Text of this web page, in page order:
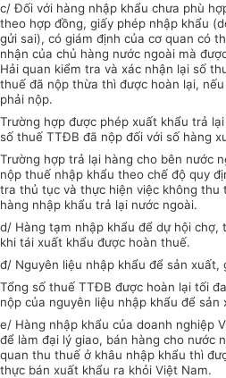
c/ Đối với hàng nhập khẩu chưa phù
theo hợp đồng, giấy phép nhập khẩu
gửi sai), có giám định của cơ quan có
nhận của chủ hàng nước ngoài mà
Hải quan kiểm tra và xác nhận lại số
thuế đã nộp thừa thì được hoàn lại,
phải nộp.
Trường hợp được phép xuất khẩu trả
số thuế TTĐB đã nộp đối với số hàng
Trường hợp trả lại hàng cho bên nước
nộp thuế nhập khẩu theo chế độ quy
tra thủ tục và thực hiện việc không thu
hàng nhập khẩu trả lại nước ngoài.
d/ Hàng tạm nhập khẩu để dự hội chợ,
khi tái xuất khẩu được hoàn thuế.
đ/ Nguyên liệu nhập khẩu để sản xuất,
Tổng số thuế TTĐB được hoàn lại tối
nộp của nguyên liệu nhập khẩu để sản
e/ Hàng nhập khẩu của doanh nghiệp
để làm đại lý giao, bán hàng cho nước
quan thu thuế ở khâu nhập khẩu thì
thực bán xuất khẩu ra khỏi Việt Nam.